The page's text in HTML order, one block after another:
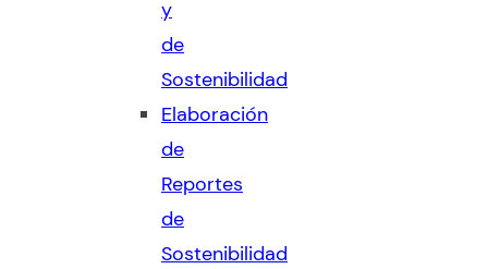
y
de
Sostenibilidad
Elaboración
de
Reportes
de
Sostenibilidad